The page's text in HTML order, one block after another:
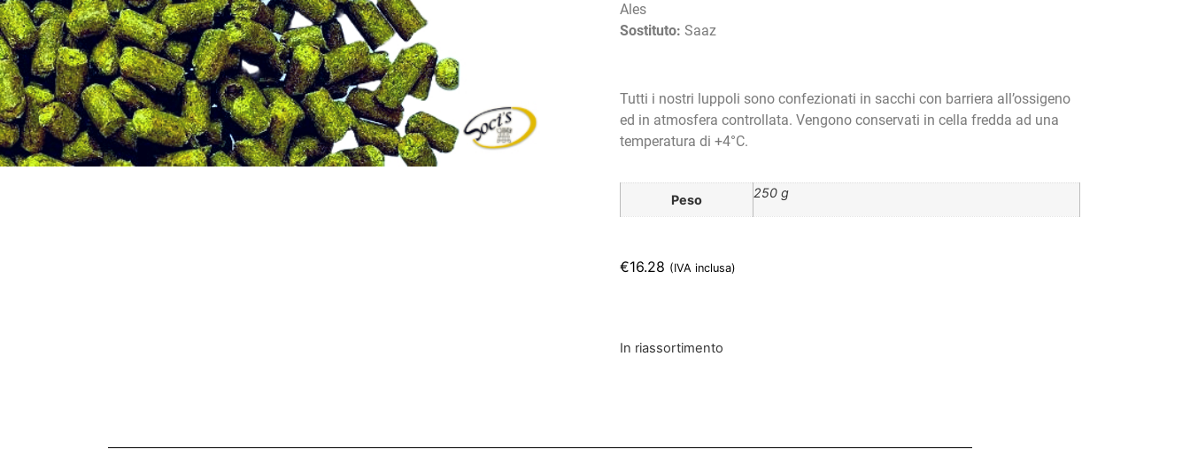
Ales
Sostituto: Saaz
Tutti i nostri luppoli sono confezionati in sacchi con barriera all’ossigeno
ed in atmosfera controllata. Vengono conservati in cella fredda ad una
temperatura di +4°C.
Peso 250 g
€16.28 (IVA inclusa)
In riassortimento